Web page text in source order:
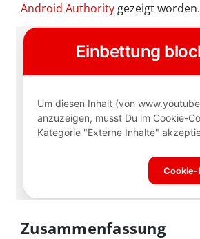
Android Authority gezeigt worden.
Zusammenfassung